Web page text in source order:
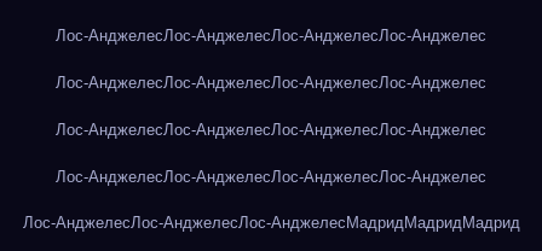
Лос-АнджелесЛос-АнджелесЛос-АнджелесЛос-Анджелес
Лос-АнджелесЛос-АнджелесЛос-АнджелесЛос-Анджелес
Лос-АнджелесЛос-АнджелесЛос-АнджелесЛос-Анджелес
Лос-АнджелесЛос-АнджелесЛос-АнджелесЛос-Анджелес
Лос-АнджелесЛос-АнджелесЛос-Анджелес МадридМадридМадрид